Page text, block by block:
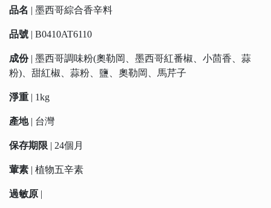
品名 | 墨西哥綜合香辛料
品號 | B0410AT6110
成份| 墨西哥調味粉(奧勒岡、墨西哥紅番椒、小茴香、蒜
粉)、甜紅椒、蒜粉、鹽、奧勒岡、馬芹子
淨重 | 1kg
產地| 台灣
保存期限 | 24個月
葷素 | 植物五辛素
過敏原 |